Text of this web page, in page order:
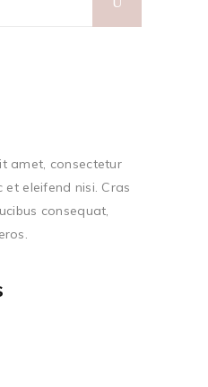
amet, consectetur
et eleifend nisi. Cras
consequat,